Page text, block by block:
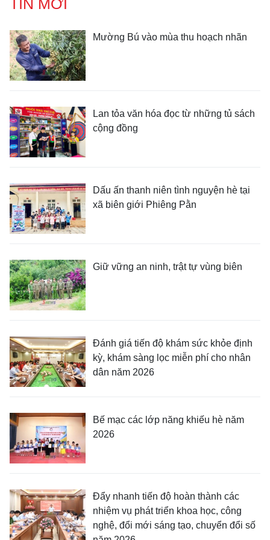
TIN MỚI
Mường Bú vào mùa thu hoạch nhãn
Lan tỏa văn hóa đọc từ những tủ sách
cộng đồng
Dấu ấn thanh niên tình nguyện hè tại
xã biên giới Phiêng Pằn
Giữ vững an ninh, trật tự vùng biên
Đánh giá tiến độ khám sức khỏe định
kỳ, khám sàng lọc miễn phí cho nhân
dân năm 2026
Bế mạc các lớp năng khiếu hè năm
2026
Đẩy nhanh tiến độ hoàn thành các
nhiệm vụ phát triển khoa học, công
nghệ, đổi mới sáng tạo, chuyển đổi số